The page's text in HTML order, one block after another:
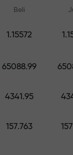
hadiah
Beli
1.15572
65088.99
4341.95
157.763
dan webinar untuk